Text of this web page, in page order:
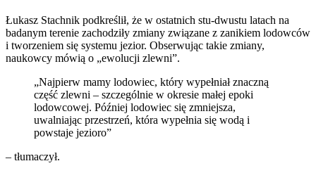
Łukasz Stachnik podkreślił, że w ostatnich stu-dwustu latach na
badanym terenie zachodziły zmiany związane z zanikiem lodowców
i tworzeniem się systemu jezior. Obserwując takie zmiany,
naukowcy mówią o „ewolucji zlewni”.
„Najpierw mamy lodowiec, który wypełniał znaczną
część zlewni – szczególnie w okresie małej epoki
lodowcowej. Później lodowiec się zmniejsza,
uwalniając przestrzeń, która wypełnia się wodą i
powstaje jezioro”
– tłumaczył.